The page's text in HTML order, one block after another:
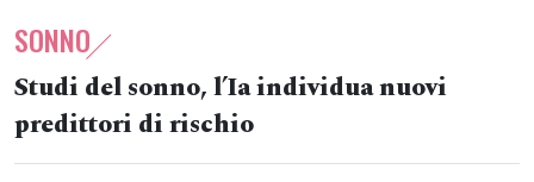
SONNO
Studi del sonno, l’Ia individua nuovi
predittori di rischio